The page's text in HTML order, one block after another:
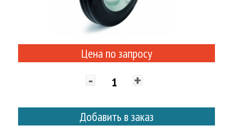
Цена по запросу
- +
Добавить в заказ